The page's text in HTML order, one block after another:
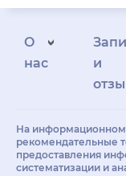
О
нас
и
На
рекомендательные
предоставления
систематизации и